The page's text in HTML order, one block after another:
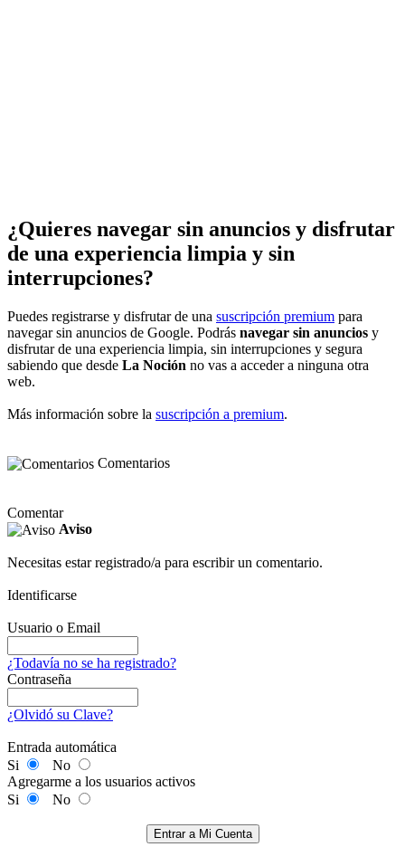
¿Quieres navegar sin anuncios y disfrutar
de una experiencia limpia y sin
interrupciones?
Puedes registrarse y disfrutar de una suscripción premium para
navegar sin anuncios de Google. Podrás navegar sin anuncios y
disfrutar de una experiencia limpia, sin interrupciones y segura
sabiendo que desde La Noción no vas a acceder a ninguna otra
web.
Más información sobre la suscripción a premium.
Comentarios
Comentar
Aviso
Necesitas estar registrado/a para escribir un comentario.
Identificarse
Usuario o Email
¿Todavía no se ha registrado?
Contraseña
¿Olvidó su Clave?
Entrada automática
Si
No
Agregarme a los usuarios activos
Si
No
Entrar a Mi Cuenta